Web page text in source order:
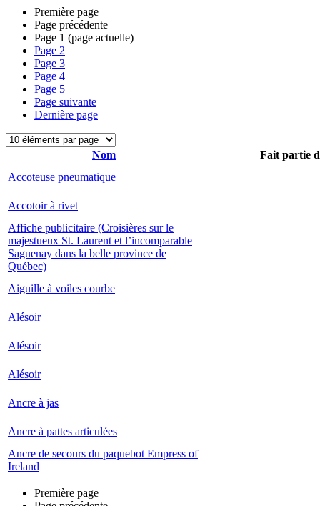
Première page
Page précédente
Page 1 (page actuelle)
Page 2
Page 3
Page 4
Page 5
Page suivante
Dernière page
Nom
Fait partie
Accoteuse pneumatique
Accotoir à rivet
Affiche publicitaire (Croisières sur le
majestueux St. Laurent et l’incomparable
Saguenay dans la belle province de
Québec)
Aiguille à voiles courbe
Alésoir
Alésoir
Alésoir
Ancre à jas
Ancre à pattes articulées
Ancre de secours du paquebot Empress of
Ireland
Première page